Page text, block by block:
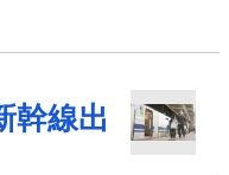
幹線出